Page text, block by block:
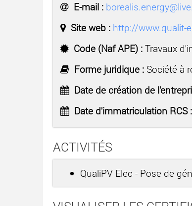
E-mail :
Site web : http://www.qualit-
Code (Naf APE) : Travaux
Forme juridique : Société à
Date de création de
Date d'immatriculation RCS :
ACTIVITÉS
QualiPV Elec - Pose de